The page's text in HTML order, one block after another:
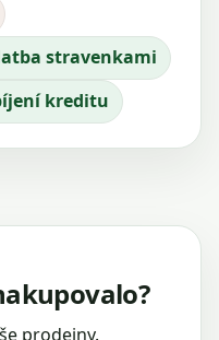
stravenkami
kreditu
prodejny.